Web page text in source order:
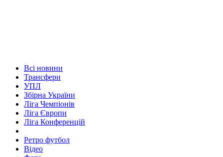
Всі новини
Трансфери
УПЛ
Збірна України
Ліга Чемпіонів
Ліга Європи
Ліга Конференцій
Ретро футбол
Відео